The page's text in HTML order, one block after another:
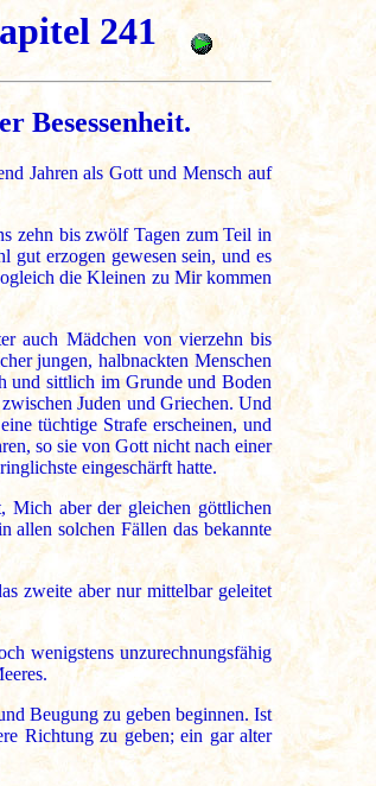
241
Besessenheit.
Jahren als Gott und Mensch auf
zehn bis zwölf Tagen zum Teil in
gut erzogen gewesen sein, und es
die Kleinen zu Mir kommen
auch Mädchen von vierzehn bis
jungen, halbnackten Menschen
und sittlich im Grunde und Boden
Juden und Griechen. Und
tüchtige Strafe erscheinen, und
so sie von Gott nicht nach einer
eingeschärft hatte.
Mich aber der gleichen göttlichen
allen solchen Fällen das bekannte
zweite aber nur mittelbar geleitet
wenigstens unzurechnungsfähig
Beugung zu geben beginnen. Ist
Richtung zu geben; ein gar alter